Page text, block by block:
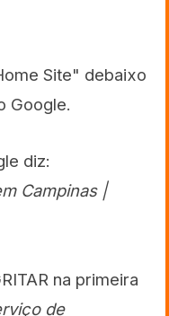
Site" debaixo
Google.
diz:
Campinas |
na primeira
de